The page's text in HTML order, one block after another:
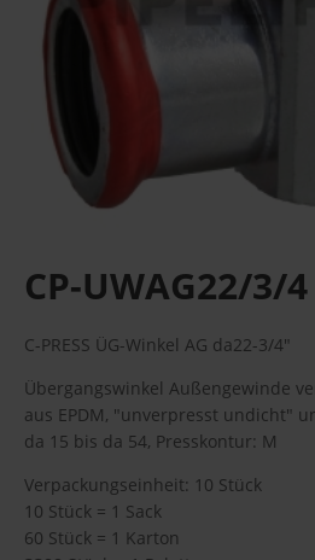
CP-UWAG22/3/4
C-PRESS ÜG-Winkel AG da22-3/4"
Übergangswinkel Außengewinde
aus EPDM, "unverpresst undicht"
da 15 bis da 54, Presskontur: M
Verpackungseinheit: 10 Stück
10 Stück = 1 Sack
60 Stück = 1 Karton